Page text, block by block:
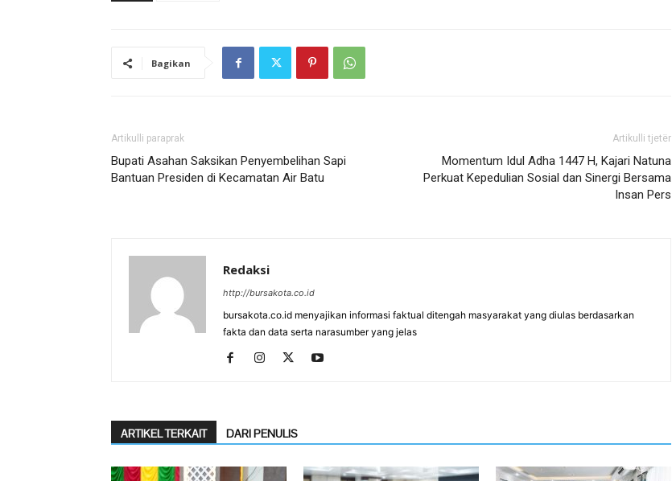
Bagikan
Artikulli paraprak
Bupati Asahan Saksikan Penyembelihan Sapi
Bantuan Presiden di Kecamatan Air Batu
Artikulli tjetër
Momentum Idul Adha 1447 H, Kajari Natuna
Perkuat Kepedulian Sosial dan Sinergi Bersama
Insan Pers
Redaksi
http://bursakota.co.id
bursakota.co.id menyajikan informasi faktual ditengah masyarakat yang diulas berdasarkan
fakta dan data serta narasumber yang jelas
ARTIKEL TERKAIT DARI PENULIS